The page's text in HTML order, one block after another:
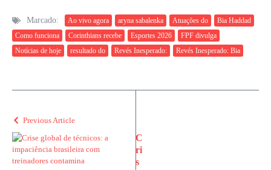
Marcado: Ao vivo agora aryna sabalenka Atuações do
Bia Haddad
Como funciona
Corinthians recebe Esportes 2026
FPF divulga
Notícias de hoje
resultado do Revés Inesperado: Revés Inesperado: Bia
Previous Article
C
ri
s